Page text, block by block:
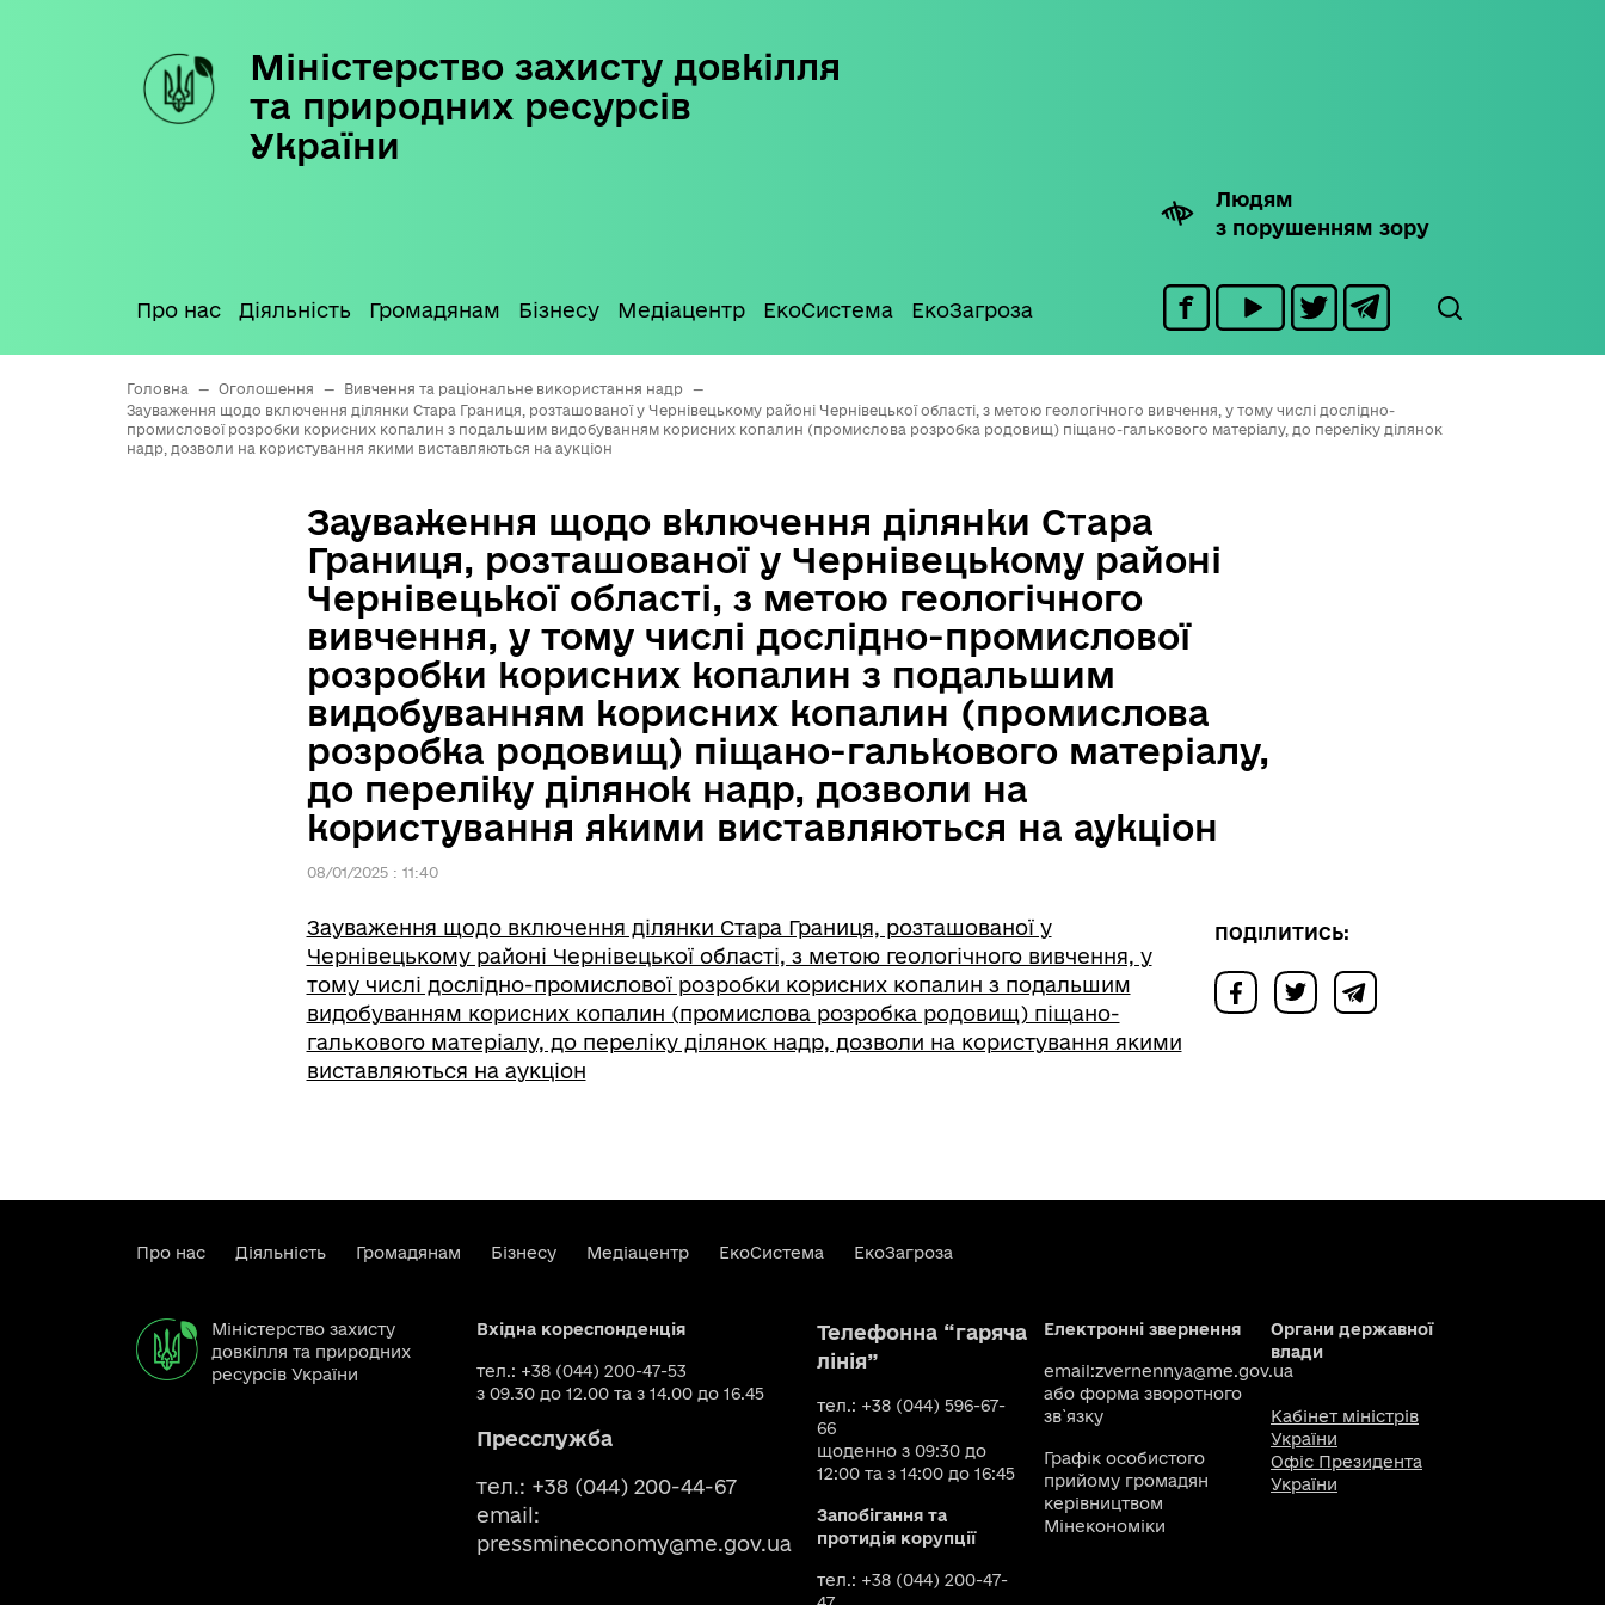
Міністерство захисту довкілля
та природних ресурсів
України
Людям
з порушенням зору
Про нас Діяльність Громадянам Бізнесу Медіацентр ЕкоСистема ЕкоЗагроза
Головна — Оголошення — Вивчення та раціональне використання надр
—
Зауваження щодо включення ділянки Стара Границя, розташованої у Чернівецькому районі Чернівецької області, з метою геологічного вивчення, у тому числі дослідно-
промислової розробки корисних копалин з подальшим видобуванням корисних копалин (промислова розробка родовищ) піщано-галькового матеріалу, до переліку ділянок
надр, дозволи на користування якими виставляються на аукціон
Зауваження щодо включення ділянки Стара
Границя, розташованої у Чернівецькому районі
Чернівецької області, з метою геологічного
вивчення, у тому числі дослідно-промислової
розробки корисних копалин з подальшим
видобуванням корисних копалин (промислова
розробка родовищ) піщано-галькового матеріалу,
до переліку ділянок надр, дозволи на
користування якими виставляються на аукціон
08/01/2025 : 11:40
Зауваження щодо включення ділянки Стара Границя, розташованої у
Чернівецькому районі Чернівецької області, з метою геологічного вивчення, у
тому числі дослідно-промислової розробки корисних копалин з подальшим
видобуванням корисних копалин (промислова розробка родовищ) піщано-
галькового матеріалу, до переліку ділянок надр, дозволи на користування якими
виставляються на аукціон
ПОДІЛИТИСЬ:
Про нас Діяльність Громадянам Бізнесу Медіацентр ЕкоСистема ЕкоЗагроза
Міністерство захисту
довкілля та природних
ресурсів України
Вхідна кореспонденція
тел.: +38 (044) 200-47-53
з 09.30 до 12.00 та з 14.00 до 16.45
Пресслужба
тел.: +38 (044) 200-44-67
email:
pressmineconomy@me.gov.ua
Телефонна “гаряча
лінія”
тел.: +38 (044) 596-67-
66
щоденно з 09:30 до
12:00 та з 14:00 до 16:45
Запобігання та
протидія корупції
тел.: +38 (044) 200-47-
Електронні звернення
email:zvernennya@me.gov.ua
або форма зворотного
зв`язку
Графік особистого
прийому громадян
керівництвом
Мінекономіки
Органи державної
влади
Кабінет міністрів
України
Офіс Президента
України